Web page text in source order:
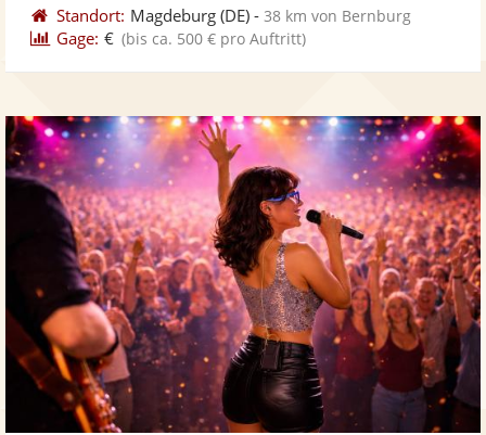
Standort: Magdeburg (DE) -38 km von Bernburg
Gage: € (bis ca. 500 € pro Auftritt)